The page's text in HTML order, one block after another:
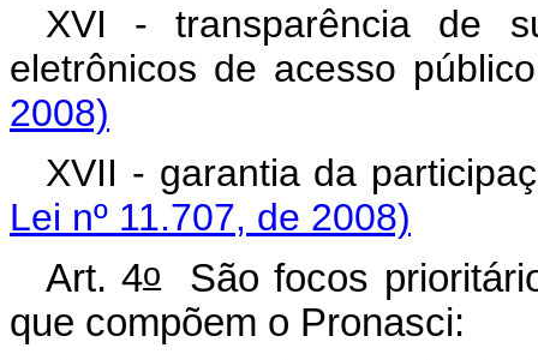
XVI - transparência de
eletrônicos de acesso
2008)
XVII - garantia da
Lei nº 11.707, de 2008)
Art. 4oSão focos
que compõem o Pronasci: